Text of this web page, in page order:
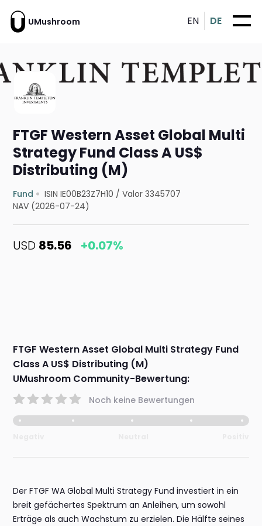
UMushroom EN DE
FTGF Western Asset Global Multi
Strategy Fund Class A US$
Distributing (M)
Fund ISIN IE00B23Z7H10 /Valor 3345707
NAV (2026-07-24)
USD 85.56 +0.07%
FTGF Western Asset Global Multi Strategy Fund
Class A US$ Distributing (M)
UMushroom Community-Bewertung:
Noch keine Bewertungen
Der FTGF WA Global Multi Strategy Fund investiert in ein
breit gefächertes Spektrum an Anleihen, um sowohl
Erträge als auch Wachstum zu erzielen. Die Hälfte seines